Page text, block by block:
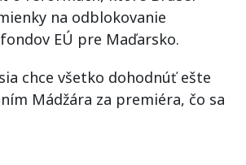
na odblokovanie
EÚ pre Maďarsko.
chce všetko dohodnúť ešte
Mádžára za premiéra, čo sa